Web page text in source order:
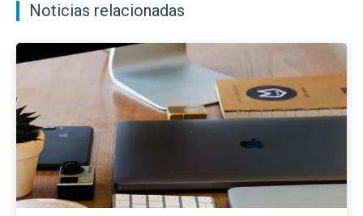
Noticias relacionadas